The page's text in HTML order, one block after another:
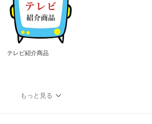
テレビ紹介商品
もっと見る